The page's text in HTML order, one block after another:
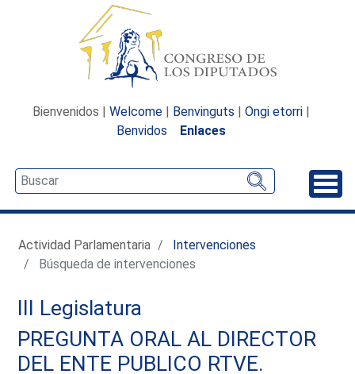
Bienvenidos | Welcome | Benvinguts | Ongi etorri |
Benvidos
Enlaces
Actividad Parlamentaria
Intervenciones
Búsqueda de intervenciones
III Legislatura
PREGUNTA ORAL AL DIRECTOR
DEL ENTE PUBLICO RTVE.